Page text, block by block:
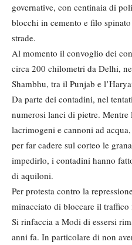
governative, con centinaia di
blocchi in cemento e filo
strade.
Al momento il convoglio dei
circa 200 chilometri da Delhi,
Shambhu, tra il Punjab e
Da parte dei contadini, nel
numerosi lanci di pietre. Mentre
lacrimogeni e cannoni ad
per far cadere sul corteo le
impedirlo, i contadini hanno
di aquiloni.
Per protesta contro la
minacciato di bloccare il traffico
Si rinfaccia a Modi di essersi
anni fa. In particolare di non